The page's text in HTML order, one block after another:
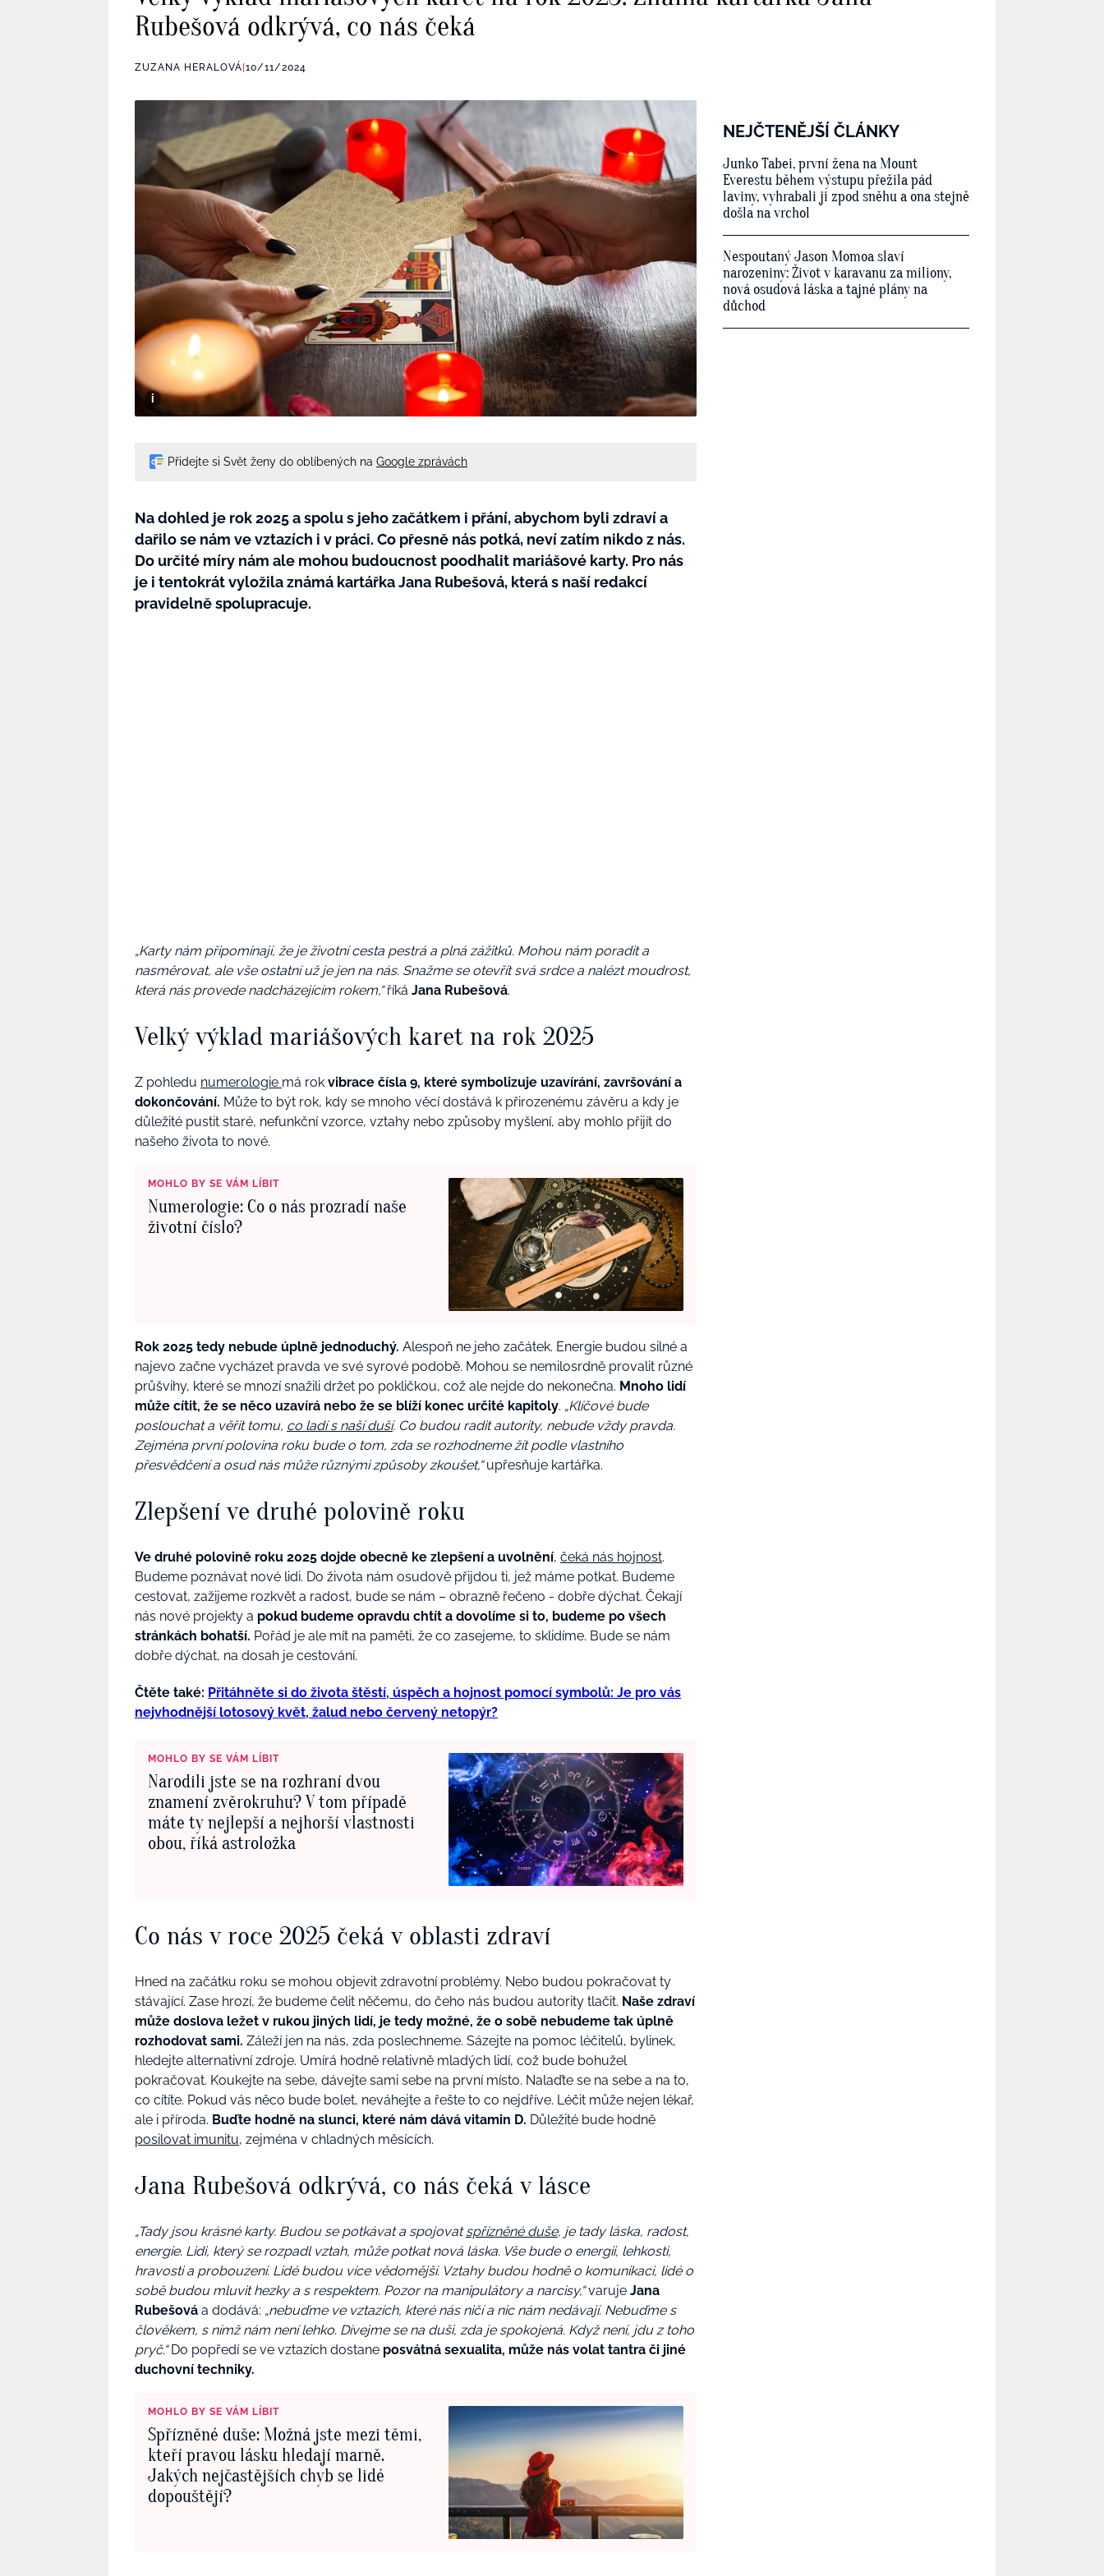
Rubešová odkrývá, co nás čeká
ZUZANA HERALOVÁ 10/11/2024
Přidejte si Svět ženy do oblíbených na Google zprávách
Na dohled je rok 2025 a spolu s jeho začátkem i přání, abychom byli zdraví a
dařilo se nám ve vztazích i v práci. Co přesně nás potká, neví zatím nikdo z nás.
Do určité míry nám ale mohou budoucnost poodhalit mariášové karty. Pro nás
je i tentokrát vyložila známá kartářka Jana Rubešová, která s naší redakcí
pravidelně spolupracuje.
„Karty nám připomínají, že je životní cesta pestrá a plná zážitků. Mohou nám poradit a
nasměrovat, ale vše ostatní už je jen na nás. Snažme se otevřít svá srdce a nalézt moudrost,
která nás provede nadcházejícím rokem,“říká Jana Rubešová.
Velký výklad mariášových karet na rok 2025
Z pohledu numerologie má rok vibrace čísla 9, které symbolizuje uzavírání, završování a
dokončování. Může to být rok, kdy se mnoho věcí dostává k přirozenému závěru a kdy je
důležité pustit staré, nefunkční vzorce, vztahy nebo způsoby myšlení, aby mohlo přijít do
našeho života to nové.
MOHLO BY SE VÁM LÍBIT
Numerologie: Co o nás prozradí naše
životní číslo?
Rok 2025 tedy nebude úplně jednoduchý. Alespoň ne jeho začátek. Energie budou silné a
najevo začne vycházet pravda ve své syrové podobě. Mohou se nemilosrdně provalit různé
průšvihy, které se mnozí snažili držet po pokličkou, což ale nejde do nekonečna. Mnoho lidí
může cítit, že se něco uzavírá nebo že se blíží konec určité kapitoly. „Klíčové bude
poslouchat a věřit tomu, co ladí s naší duší. Co budou radit autority, nebude vždy pravda.
Zejména první polovina roku bude o tom, zda se rozhodneme žít podle vlastního
přesvědčení a osud nás může různými způsoby zkoušet,“upřesňuje kartářka.
Zlepšení ve druhé polovině roku
Ve druhé polovině roku 2025 dojde obecně ke zlepšení a uvolnění, čeká nás hojnost.
Budeme poznávat nové lidi. Do života nám osudově přijdou ti, jež máme potkat. Budeme
cestovat, zažijeme rozkvět a radost, bude se nám – obrazně řečeno - dobře dýchat. Čekají
nás nové projekty a pokud budeme opravdu chtít a dovolíme si to, budeme po všech
stránkách bohatší. Pořád je ale mít na paměti, že co zasejeme, to sklidíme. Bude se nám
dobře dýchat, na dosah je cestování.
Čtěte také: Přitáhněte si do života štěstí, úspěch a hojnost pomocí symbolů: Je pro vás
nejvhodnější lotosový květ, žalud nebo červený netopýr?
MOHLO BY SE VÁM LÍBIT
Narodili jste se na rozhraní dvou
znamení zvěrokruhu? V tom případě
máte ty nejlepší a nejhorší vlastnosti
obou, říká astroložka
Co nás v roce 2025 čeká v oblasti zdraví
Hned na začátku roku se mohou objevit zdravotní problémy. Nebo budou pokračovat ty
stávající. Zase hrozí, že budeme čelit něčemu, do čeho nás budou autority tlačit. Naše zdraví
může doslova ležet v rukou jiných lidí, je tedy možné, že o sobě nebudeme tak úplně
rozhodovat sami. Záleží jen na nás, zda poslechneme. Sázejte na pomoc léčitelů, bylinek,
hledejte alternativní zdroje. Umírá hodně relativně mladých lidí, což bude bohužel
pokračovat. Koukejte na sebe, dávejte sami sebe na první místo. Nalaďte se na sebe a na to,
co cítíte. Pokud vás něco bude bolet, neváhejte a řešte to co nejdříve. Léčit může nejen lékař,
ale i příroda. Buďte hodně na slunci, které nám dává vitamin D. Důležité bude hodně
posilovat imunitu, zejména v chladných měsících.
Jana Rubešová odkrývá, co nás čeká v lásce
„Tady jsou krásné karty. Budou se potkávat a spojovatspřízněné duše, je tady láska, radost,
energie. Lidi, který se rozpadl vztah, může potkat nová láska. Vše bude o energii, lehkosti,
hravosti a probouzení. Lidé budou více vědomější. Vztahy budou hodně o komunikaci, lidé o
sobě budou mluvit hezky a s respektem. Pozor na manipulátory a narcisy,“varuje Jana
Rubešová a dodává: „nebuďme ve vztazích, které nás ničí a nic nám nedávají. Nebuďme s
člověkem, s nímž nám není lehko. Dívejme se na duši, zda je spokojená. Když není, jdu z toho
pryč.“Do popředí se ve vztazích dostane posvátná sexualita, může nás volat tantra či jiné
duchovní techniky.
MOHLO BY SE VÁM LÍBIT
Spřízněné duše: Možná jste mezi těmi,
kteří pravou lásku hledají marně.
Jakých nejčastějších chyb se lidé
dopouštějí?
NEJČTENĚJŠÍ ČLÁNKY
Junko Tabei, první žena na Mount
Everestu během výstupu přežila pád
laviny, vyhrabali ji zpod sněhu a ona stejně
došla na vrchol
Nespoutaný Jason Momoa slaví
narozeniny: Život v karavanu za miliony,
nová osudová láska a tajné plány na
důchod